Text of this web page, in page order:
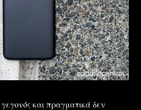
γεγονός και πραγματικά δεν